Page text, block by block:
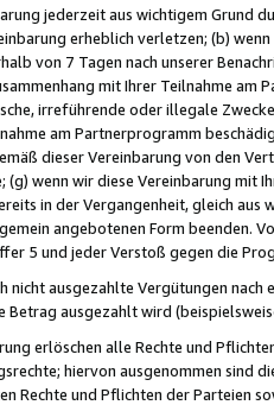
jederzeit aus wichtigem Grund
erheblich verletzen; (b)
von 7 Tagen nach unserer
mit Ihrer Teilnahme am
irreführende oder illegale
am Partnerprogramm
dieser Vereinbarung von den
wenn wir diese Vereinbarung mit
in der Vergangenheit, gleich
angebotenen Form beenden.
5 und jeder Verstoß gegen die
ausgezahlte Vergütungen
Betrag ausgezahlt wird
erlöschen alle Rechte und
hiervon ausgenommen sind
Rechte und Pflichten der Parteien